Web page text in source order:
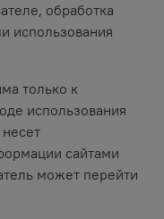
обработка
использования
только к
использования
сайтами
может перейти